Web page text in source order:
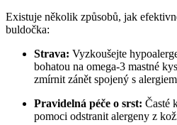
Existuje několik způsobů, jak
buldočka:
Strava: Vyzkoušejte
bohatou na omega-3 mastné
zmírnit zánět spojený s
Pravidelná péče o srst: Časté
pomoci odstranit alergeny z